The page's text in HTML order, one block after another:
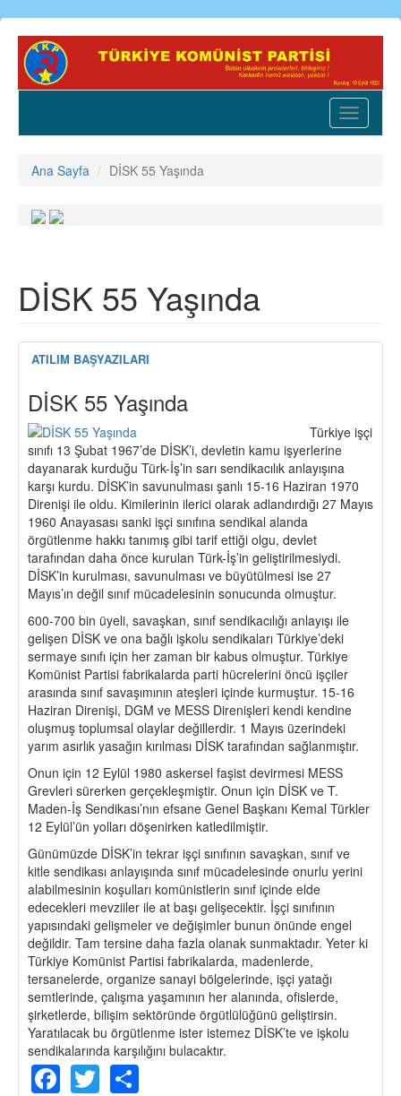
Ana
içeriğe
Toggle
Ana Sayfa DİSK 55 Yaşında
DİSK 55 Yaşında
ATILIM BAŞYAZILARI
DİSK 55 Yaşında
Türkiye işçi
sınıfı 13 Şubat 1967’de DİSK’i, devletin kamu işyerlerine
dayanarak kurduğu Türk-İş’in sarı sendikacılık anlayışına
karşı kurdu. DİSK’in savunulması şanlı 15-16 Haziran 1970
Direnişi ile oldu. Kimilerinin ilerici olarak adlandırdığı 27 Mayıs
1960 Anayasası sanki işçi sınıfına sendikal alanda
örgütlenme hakkı tanımış gibi tarif ettiği olgu, devlet
tarafından daha önce kurulan Türk-İş’in geliştirilmesiydi.
DİSK’in kurulması, savunulması ve büyütülmesi ise 27
Mayıs’ın değil sınıf mücadelesinin sonucunda olmuştur.
600-700 bin üyeli, savaşkan, sınıf sendikacılığı anlayışı ile
gelişen DİSK ve ona bağlı işkolu sendikaları Türkiye’deki
sermaye sınıfı için her zaman bir kabus olmuştur. Türkiye
Komünist Partisi fabrikalarda parti hücrelerini öncü işçiler
arasında sınıf savaşımının ateşleri içinde kurmuştur. 15-16
Haziran Direnişi, DGM ve MESS Direnişleri kendi kendine
oluşmuş toplumsal olaylar değillerdir. 1 Mayıs üzerindeki
yarım asırlık yasağın kırılması DİSK tarafından sağlanmıştır.
Onun için 12 Eylül 1980 askersel faşist devirmesi MESS
Grevleri sürerken gerçekleşmiştir. Onun için DİSK ve T.
Maden-İş Sendikası’nın efsane Genel Başkanı Kemal Türkler
12 Eylül’ün yolları döşenirken katledilmiştir.
Günümüzde DİSK’in tekrar işçi sınıfının savaşkan, sınıf ve
kitle sendikası anlayışında sınıf mücadelesinde onurlu yerini
alabilmesinin koşulları komünistlerin sınıf içinde elde
edecekleri mevziiler ile at başı gelişecektir. İşçi sınıfının
yapısındaki gelişmeler ve değişimler bunun önünde engel
değildir. Tam tersine daha fazla olanak sunmaktadır. Yeter ki
Türkiye Komünist Partisi fabrikalarda, madenlerde,
tersanelerde, organize sanayi bölgelerinde, işçi yatağı
semtlerinde, çalışma yaşamının her alanında, ofislerde,
şirketlerde, bilişim sektöründe örgütlülüğünü geliştirsin.
Yaratılacak bu örgütlenme ister istemez DİSK’te ve işkolu
sendikalarında karşılığını bulacaktır.
Facebook
Twitter